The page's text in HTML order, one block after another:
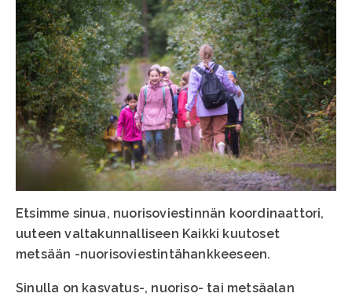
Etsimme sinua, nuorisoviestinnän koordinaattori,
uuteen valtakunnalliseen Kaikki kuutoset
metsään -nuorisoviestintähankkeeseen.
Sinulla on kasvatus-, nuoriso- tai metsäalan